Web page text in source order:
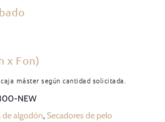
x Fon)
máster según cantidad solicitada.
NEW
de algodón, Secadores de pelo